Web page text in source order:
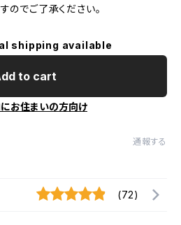
のでご了承ください。
shipping available
to cart
お住まいの方向け
通報する
(72)